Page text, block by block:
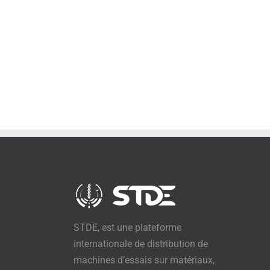
STDE, est une plateforme
internationale de distribution de
machines d’essais sur matériaux,